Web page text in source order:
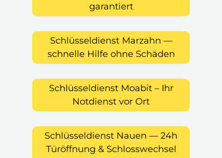
garantiert
Schlüsseldienst Marzahn —
schnelle Hilfe ohne Schäden
Schlüsseldienst Moabit – Ihr
Notdienst vor Ort
Schlüsseldienst Nauen — 24h
Türöffnung & Schlosswechsel